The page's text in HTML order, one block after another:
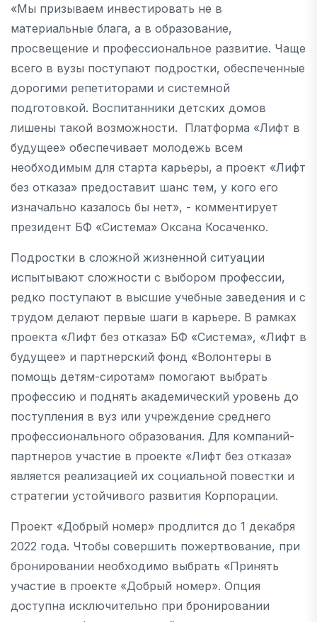
«Мы призываем инвестировать не в
материальные блага, а в образование,
просвещение и профессиональное развитие. Чаще
всего в вузы поступают подростки, обеспеченные
дорогими репетиторами и системной
подготовкой. Воспитанники детских домов
лишены такой возможности. Платформа «Лифт в
будущее» обеспечивает молодежь всем
необходимым для старта карьеры, а проект «Лифт
без отказа» предоставит шанс тем, у кого его
изначально казалось бы нет», - комментирует
президент БФ «Система» Оксана Косаченко.
Подростки в сложной жизненной ситуации
испытывают сложности с выбором профессии,
редко поступают в высшие учебные заведения и с
трудом делают первые шаги в карьере. В рамках
проекта «Лифт без отказа» БФ «Система», «Лифт в
будущее» и партнерский фонд «Волонтеры в
помощь детям-сиротам» помогают выбрать
профессию и поднять академический уровень до
поступления в вуз или учреждение среднего
профессионального образования. Для компаний-
партнеров участие в проекте «Лифт без отказа»
является реализацией их социальной повестки и
стратегии устойчивого развития Корпорации.
Проект «Добрый номер» продлится до 1 декабря
2022 года. Чтобы совершить пожертвование, при
бронировании необходимо выбрать «Принять
участие в проекте «Добрый номер». Опция
доступна исключительно при бронировании